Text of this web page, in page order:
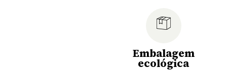
Embalagem
ecológica